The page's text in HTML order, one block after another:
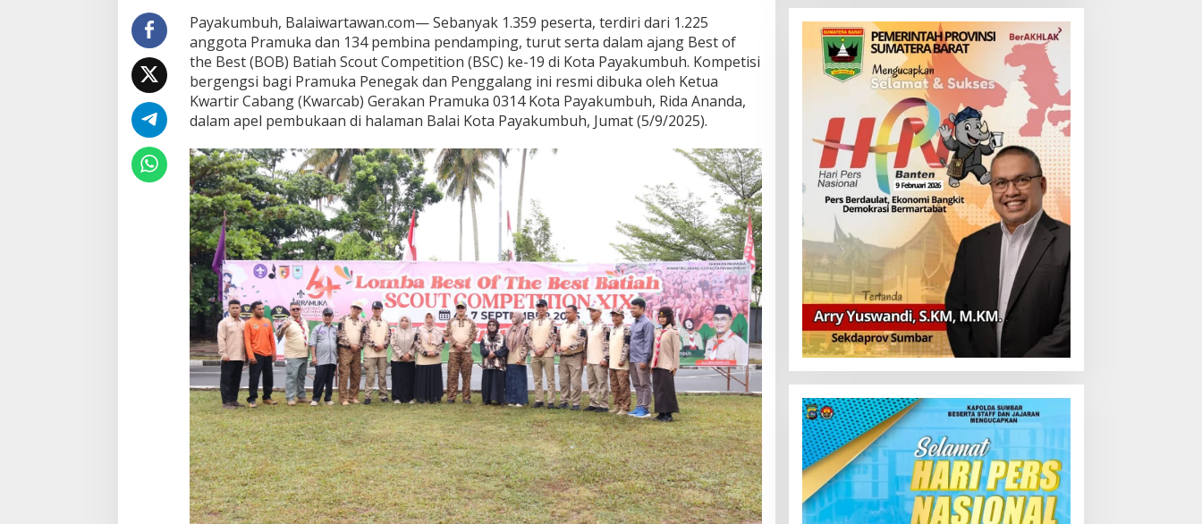
c
o
u
t
C
o
p
e
t
i
t
i
o
n
k
e
-
1
9
d
i
P
a
y
a
k
u
m
b
u
h
Payakumbuh, Balaiwartawan.com— Sebanyak 1.359 peserta, terdiri dari 1.225
anggota Pramuka dan 134 pembina pendamping, turut serta dalam ajang Best of
the Best (BOB) Batiah Scout Competition (BSC) ke-19 di Kota Payakumbuh. Kompetisi
bergengsi bagi Pramuka Penegak dan Penggalang ini resmi dibuka oleh Ketua
Kwartir Cabang (Kwarcab) Gerakan Pramuka 0314 Kota Payakumbuh, Rida Ananda,
dalam apel pembukaan di halaman Balai Kota Payakumbuh, Jumat (5/9/2025).